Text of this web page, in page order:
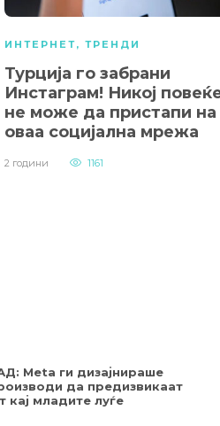
ИНТЕРНЕТ, ТРЕНДИ
Турција го забрани
Инстаграм! Никој
не може да пристапи на
оваа социјална мрежа
2 години 1161
Meta ги дизајнираше
да предизвикаат
кај младите луѓе